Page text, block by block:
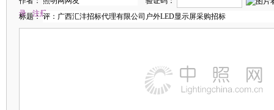
录
注册
标题：